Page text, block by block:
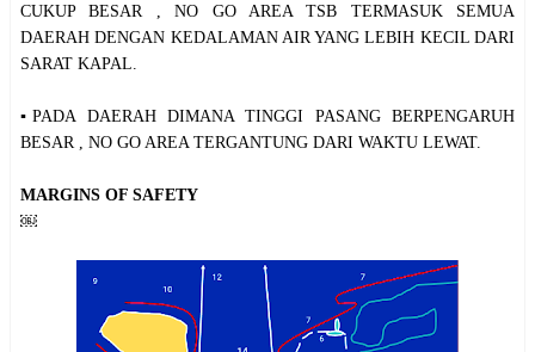
CUKUP BESAR , NO GO AREA TSB TERMASUK SEMUA
DAERAH DENGAN KEDALAMAN AIR YANG LEBIH KECIL DARI
SARAT KAPAL.
▪️PADA DAERAH DIMANA TINGGI PASANG BERPENGARUH
BESAR , NO GO AREA TERGANTUNG DARI WAKTU LEWAT.
MARGINS OF SAFETY
￼